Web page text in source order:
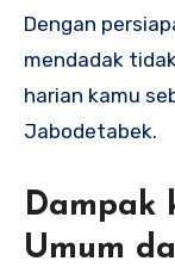
Dengan
mendadak
harian kamu
Jabodetabek.
Dampak
Umum